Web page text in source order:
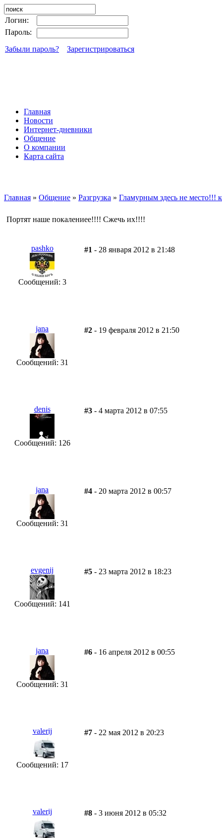
Логин:
Пароль:
Забыли пароль?
Зарегистрироваться
Главная
Новости
Интернет-дневники
Общение
О компании
Карта сайта
Главная » Общение » Разгрузка » Гламурным здесь не место!!!
Портят наше покалениее!!!! Сжечь их!!!!
pashko
Сообщений: 3
#1 - 28 января 2012 в 21:48
jana
Сообщений: 31
#2 - 19 февраля 2012 в 21:50
denis
Сообщений: 126
#3 - 4 марта 2012 в 07:55
jana
Сообщений: 31
#4 - 20 марта 2012 в 00:57
evgenij
Сообщений: 141
#5 - 23 марта 2012 в 18:23
jana
Сообщений: 31
#6 - 16 апреля 2012 в 00:55
valerij
Сообщений: 17
#7 - 22 мая 2012 в 20:23
valerij #8 - 3 июня 2012 в 05:32